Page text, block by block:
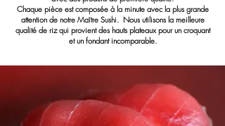
Chaque pièce est composée à la minute avec la plus grande
attention de notre Maître Sushi. Nous utilisons la meilleure
qualité de riz qui provient des hauts plateaux pour un croquant
et un fondant incomparable.